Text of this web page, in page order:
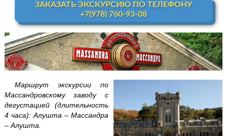
Алупка Воронцовскийдворец
Премиум-тур
Аквапарк "Банановая республика"
Аквапарк в Симеизе
"Акватория" - театр морских животных
Балаклава "Затерянный мир"
ЗАКАЗАТЬ ЭКСКУРСИЮ ПО ТЕЛЕФОНУ
+7(978) 760-93-08
Маршрут экскурсии по
Массандровскому заводу с
дегустацией (длительность
4 часа): Алушта – Массандра
– Алушта.